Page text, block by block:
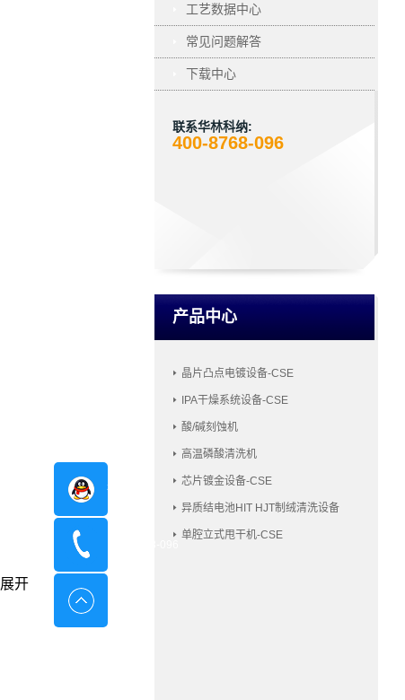
工艺数据中心
常见问题解答
下载中心
联系华林科纳:
400-8768-096
产品中心
晶片凸点电镀设备-CSE
IPA干燥系统设备-CSE
酸/碱刻蚀机
高温磷酸清洗机
芯片镀金设备-CSE
异质结电池HIT HJT制绒清洗设备
单腔立式甩干机-CSE
在线咨询
展开